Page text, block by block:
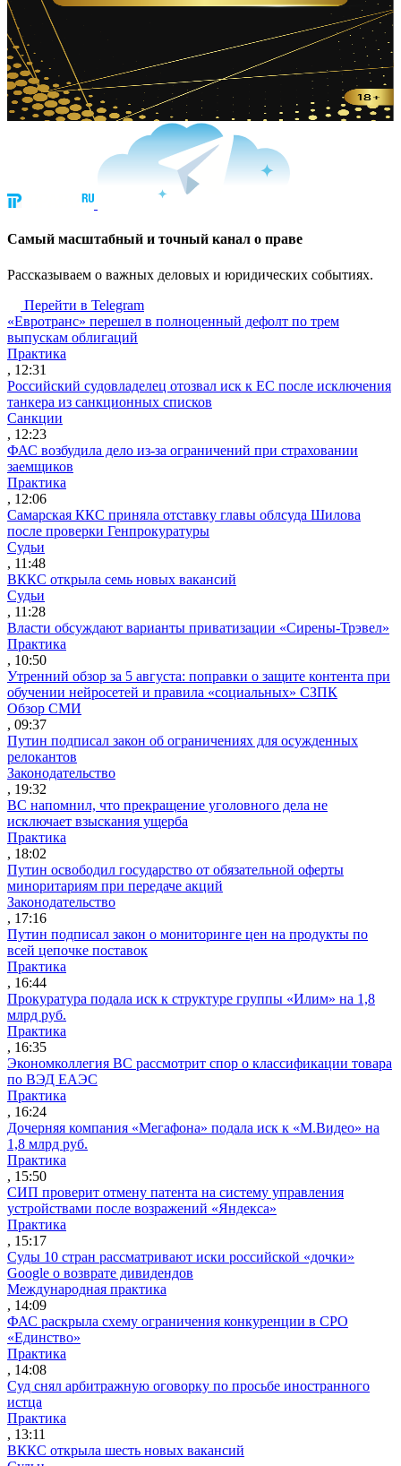
Cамый масштабный и точный канал о праве
Рассказываем о важных деловых и юридических событиях.
Перейти в Telegram
«Евротранс» перешел в полноценный дефолт по трем
выпускам облигаций
Практика
, 12:31
Российский судовладелец отозвал иск к ЕС после исключения
танкера из санкционных списков
Санкции
, 12:23
ФАС возбудила дело из-за ограничений при страховании
заемщиков
Практика
, 12:06
Самарская ККС приняла отставку главы облсуда Шилова
после проверки Генпрокуратуры
Судьи
, 11:48
ВККС открыла семь новых вакансий
Судьи
, 11:28
Власти обсуждают варианты приватизации «Сирены-Трэвел»
Практика
, 10:50
Утренний обзор за 5 августа: поправки о защите контента при
обучении нейросетей и правила «социальных» СЗПК
Обзор СМИ
, 09:37
Путин подписал закон об ограничениях для осужденных
релокантов
Законодательство
, 19:32
ВС напомнил, что прекращение уголовного дела не
исключает взыскания ущерба
Практика
, 18:02
Путин освободил государство от обязательной оферты
миноритариям при передаче акций
Законодательство
, 17:16
Путин подписал закон о мониторинге цен на продукты по
всей цепочке поставок
Практика
, 16:44
Прокуратура подала иск к структуре группы «Илим» на 1,8
млрд руб.
Практика
, 16:35
Экономколлегия ВС рассмотрит спор о классификации товара
по ВЭД ЕАЭС
Практика
, 16:24
Дочерняя компания «Мегафона» подала иск к «М.Видео» на
1,8 млрд руб.
Практика
, 15:50
СИП проверит отмену патента на систему управления
устройствами после возражений «Яндекса»
Практика
, 15:17
Суды 10 стран рассматривают иски российской «дочки»
Google о возврате дивидендов
Международная практика
, 14:09
ФАС раскрыла схему ограничения конкуренции в СРО
«Единство»
Практика
, 14:08
Суд снял арбитражную оговорку по просьбе иностранного
истца
Практика
, 13:11
ВККС открыла шесть новых вакансий